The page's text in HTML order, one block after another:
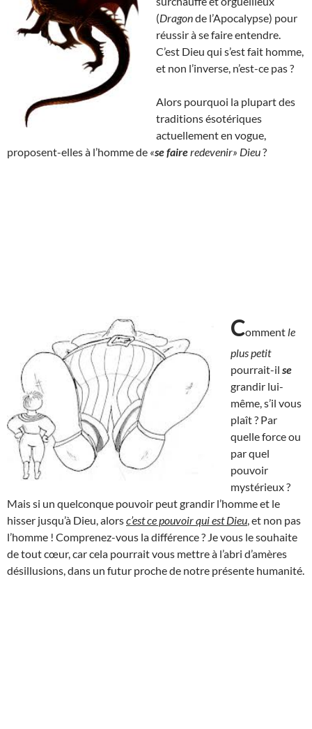
(Dragonde l’Apocalypse) pour
réussir à se faire entendre.
C’est Dieu qui s’est fait homme,
et non l’inverse, n’est-ce pas ?
Alors pourquoi la plupart des
traditions ésotériques
actuellement en vogue,
proposent-elles à l’homme de «se faireredevenir» Dieu?
Comment le
plus petit
pourrait-il se
grandir lui-
même, s’il vous
plaît ? Par
quelle force ou
par quel
pouvoir
mystérieux ?
Mais si un quelconque pouvoir peut grandir l’homme et le
hisser jusqu’à Dieu, alorsc’est ce pouvoir qui est Dieu , et non pas
l’homme ! Comprenez-vous la différence ? Je vous le souhaite
de tout cœur, car cela pourrait vous mettre à l’abri d’amères
désillusions, dans un futur proche de notre présente humanité.